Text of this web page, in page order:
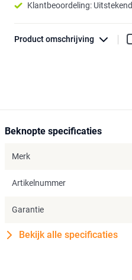
Klantbeoordeling: Uitstekend
Product omschrijving
Beknopte specificaties
Merk
Artikelnummer
Garantie
Bekijk alle specificaties